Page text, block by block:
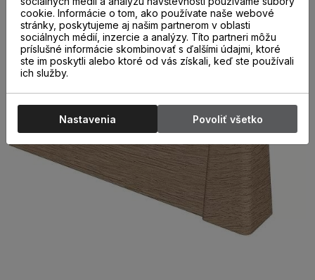
cookie. Informácie o tom, ako používate naše webové
stránky, poskytujeme aj našim partnerom v oblasti
sociálnych médií, inzercie a analýzy. Títo partneri môžu
príslušné informácie skombinovať s ďalšími údajmi, ktoré
ste im poskytli alebo ktoré od vás získali, keď ste používali
ich služby.
Nastavenia Povoliť všetko